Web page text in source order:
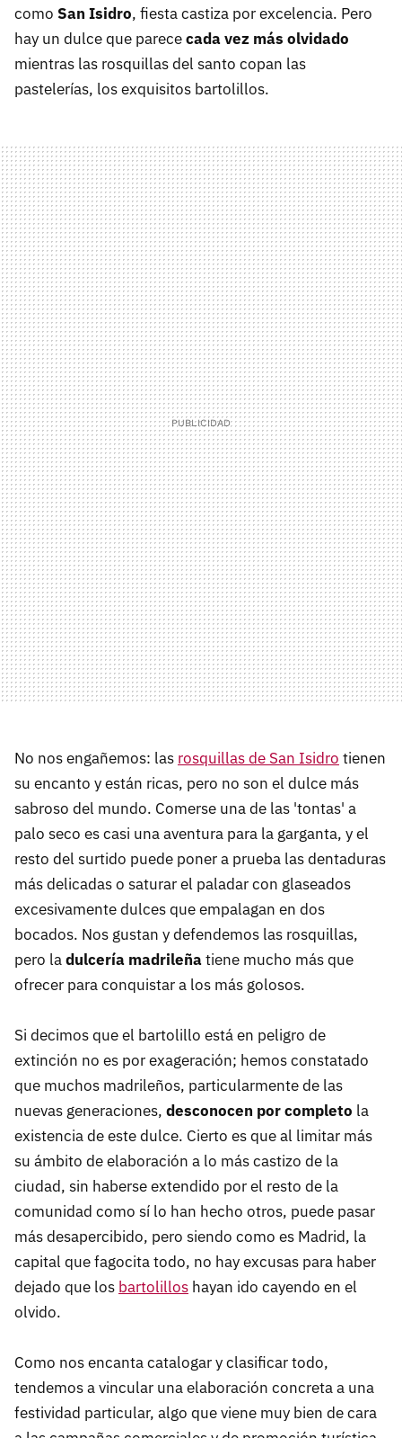
como San Isidro, fiesta castiza por excelencia. Pero
hay un dulce que parececada vez más olvidado
mientras las rosquillas del santo copan las
pastelerías, los exquisitos bartolillos.
No nos engañemos: las rosquillas de San Isidro tienen
su encanto y están ricas, pero no son el dulce más
sabroso del mundo. Comerse una de las 'tontas' a
palo seco es casi una aventura para la garganta, y el
resto del surtido puede poner a prueba las dentaduras
más delicadas o saturar el paladar con glaseados
excesivamente dulces que empalagan en dos
bocados. Nos gustan y defendemos las rosquillas,
pero ladulcería madrileñatiene mucho más que
ofrecer para conquistar a los más golosos.
Si decimos que el bartolillo está en peligro de
extinción no es por exageración; hemos constatado
que muchos madrileños, particularmente de las
nuevas generaciones, desconocen por completo la
existencia de este dulce. Cierto es que al limitar más
su ámbito de elaboración a lo más castizo de la
ciudad, sin haberse extendido por el resto de la
comunidad como sí lo han hecho otros, puede pasar
más desapercibido, pero siendo como es Madrid, la
capital que fagocita todo, no hay excusas para haber
dejado que los bartolillos hayan ido cayendo en el
olvido.
Como nos encanta catalogar y clasificar todo,
tendemos a vincular una elaboración concreta a una
festividad particular, algo que viene muy bien de cara